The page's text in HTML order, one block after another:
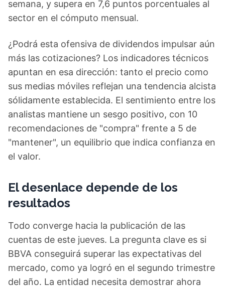
semana, y supera en 7,6 puntos porcentuales al
sector en el cómputo mensual.
¿Podrá esta ofensiva de dividendos impulsar aún
más las cotizaciones? Los indicadores técnicos
apuntan en esa dirección: tanto el precio como
sus medias móviles reflejan una tendencia alcista
sólidamente establecida. El sentimiento entre los
analistas mantiene un sesgo positivo, con 10
recomendaciones de "compra" frente a 5 de
"mantener", un equilibrio que indica confianza en
el valor.
El desenlace depende de los
resultados
Todo converge hacia la publicación de las
cuentas de este jueves. La pregunta clave es si
BBVA conseguirá superar las expectativas del
mercado, como ya logró en el segundo trimestre
del año. La entidad necesita demostrar ahora